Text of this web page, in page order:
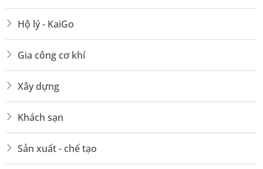
Hộ lý - KaiGo
Gia công cơ khí
Xây dựng
Khách sạn
Sản xuất - chế tạo